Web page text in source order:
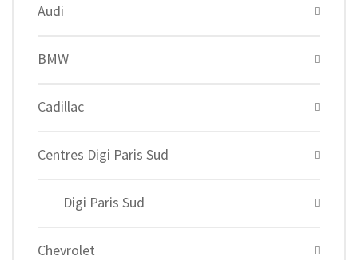
Audi
BMW
Cadillac
Centres Digi Paris Sud
Digi Paris Sud
Chevrolet